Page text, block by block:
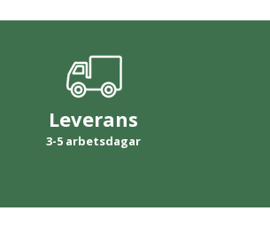
Leverans
3-5 arbetsdagar